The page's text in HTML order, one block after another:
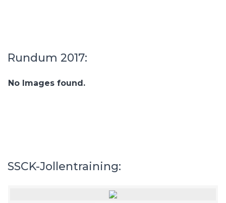
Rundum 2017:
No Images found.
SSCK-Jollentraining: